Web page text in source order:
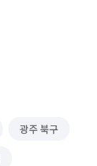
광주 북구